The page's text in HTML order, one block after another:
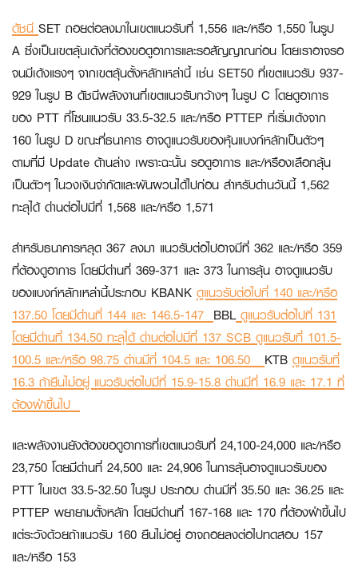
ดัชนี SET ถอยต่อลงมาในเขตแนวรับที่ 1,556 และ/หรือ 1,550 ในรูป
A ซึ่งเป็นเขตลุ้นเด้งที่ต้องขอดูอาการและรอสัญญาณก่อน โดยเราอาจรอ
จนมีเด้งแรงๆ จากเขตลุ้นตั้งหลักเหล่านี้ เช่น SET50 ที่เขตแนวรับ 937-
929 ในรูป B ดัชนีพลังงานที่เขตแนวรับกว้างๆ ในรูป C โดยดูอาการ
ของ PTT ที่โซนแนวรับ 33.5-32.5 และ/หรือ PTTEP ที่เริ่มเด้งจาก
160 ในรูป D ขณะที่ธนาคาร อาจดูแนวรับของหุ้นแบงก์หลักเป็นตัวๆ
ตามที่มี Update ด้านล่าง เพราะฉะนั้น รอดูอาการ และ/หรืองเลือกลุ้น
เป็นตัวๆ ในวงเงินจำกัดและผันผวนได้ไปก่อน สำหรับด่านวันนี้ 1,562
ทะลุได้ ด่านต่อไปมีที่ 1,568 และ/หรือ 1,571
สำหรับธนาคารหลุด 367 ลงมา แนวรับต่อไปอาจมีที่ 362 และ/หรือ 359
ที่ต้องดูอาการ โดยมีด่านที่ 369-371 และ 373 ในการลุ้น อาจดูแนวรับ
ของแบงก์หลักเหล่านี้ประกอบ KBANK ดูแนวรับต่อไปที่ 140 และ/หรือ
137.50 โดยมีด่านที่ 144 และ 146.5-147 BBLดูแนวรับต่อไปที่ 131
โดยมีด่านที่ 134.50 ทะลุได้ ด่านต่อไปมีที่ 137 SCB ดูแนวรับที่ 101.5-
100.5 และ/หรือ 98.75 ด่านมีที่ 104.5 และ 106.50 KTB ดูแนวรับที่
16.3 ถ้ายืนไม่อยู่ แนวรับต่อไปมีที่ 15.9-15.8 ด่านมีที่ 16.9 และ 17.1 ที่
ต้องฝ่าขึ้นไป
และพลังงานยังต้องขอดูอาการที่เขตแนวรับที่ 24,100-24,000 และ/หรือ
23,750 โดยมีด่านที่ 24,500 และ 24,906 ในการลุ้นอาจดูแนวรับของ
PTTในเขต 33.5-32.50 ในรูป ประกอบ ด่านมีที่ 35.50 และ 36.25 และ
PTTEP พยายามตั้งหลัก โดยมีด่านที่ 167-168 และ 170 ที่ต้องฝ่าขึ้นไป
แต่ระวังด้วยถ้าแนวรับ 160 ยืนไม่อยู่ อาจถอยลงต่อไปทดสอบ 157
และ/หรือ 153